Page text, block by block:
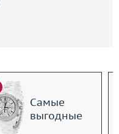
Самые
выгодные